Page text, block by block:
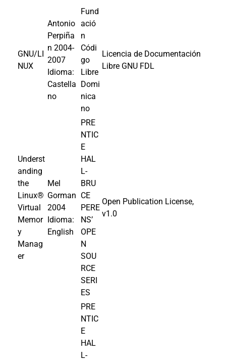
GNU/LI
NUX
Antonio
Perpiña
n 2004-
2007
Idioma:
Castella
no
Fund
ació
n
Códi
go
Libre
Domi
nica
no
Licencia de Documentación
Libre GNU FDL
Underst
anding
the
Linux®
Virtual
Memor
y
Manag
er
Mel
Gorman
2004
Idioma:
English
PRE
NTIC
E
HAL
L-
BRU
CE
PERE
NS’
OPE
N
SOU
RCE
SERI
ES
Open Publication License,
v1.0
PRE
NTIC
E
HAL
L-